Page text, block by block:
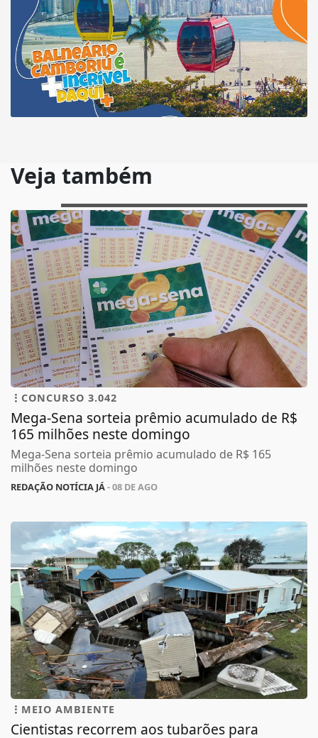
Veja também
CONCURSO 3.042
Mega-Sena sorteia prêmio acumulado de R$
165 milhões neste domingo
Mega-Sena sorteia prêmio acumulado de R$ 165
milhões neste domingo
REDAÇÃO NOTÍCIA JÁ- 08 DE AGO
MEIO AMBIENTE
Cientistas recorrem aos tubarões para